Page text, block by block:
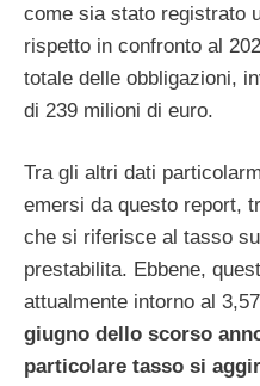
come sia stato registrato
rispetto in confronto al
totale delle obbligazioni,
di 239 milioni di euro.
Tra gli altri dati
emersi da questo report,
che si riferisce al tasso
prestabilita. Ebbene,
attualmente intorno al
giugno dello scorso
particolare tasso si